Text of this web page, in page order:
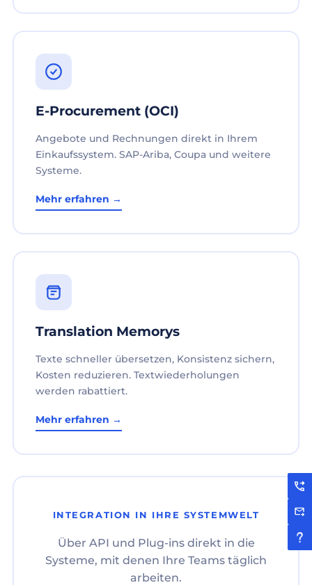
E-Procurement (OCI)
Angebote und Rechnungen direkt in Ihrem
Einkaufssystem. SAP-Ariba, Coupa und weitere
Systeme.
Mehr erfahren →
Translation Memorys
Texte schneller übersetzen, Konsistenz sichern,
Kosten reduzieren. Textwiederholungen
werden rabattiert.
Mehr erfahren →
INTEGRATION IN IHRE SYSTEMWELT
Über API und Plug-ins direkt in die
Systeme, mit denen Ihre Teams täglich
arbeiten.